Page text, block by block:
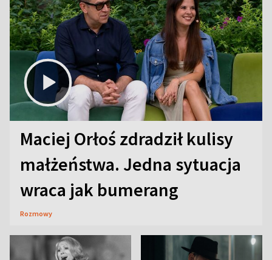
Maciej Orłoś zdradził kulisy
małżeństwa. Jedna sytuacja
wraca jak bumerang
Rozmowy